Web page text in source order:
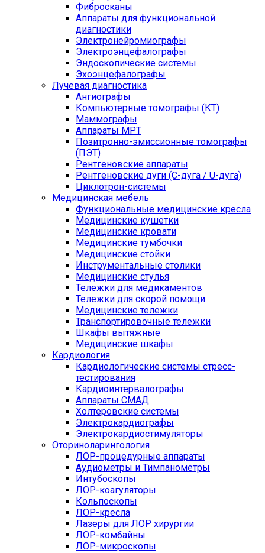
Фибросканы
Аппараты для функциональной
диагностики
Электронейромиографы
Электроэнцефалографы
Эндоскопические системы
Эхоэнцефалографы
Лучевая диагностика
Ангиографы
Компьютерные томографы (КТ)
Маммографы
Аппараты МРТ
Позитронно-эмиссионные томографы
(ПЭТ)
Рентгеновские аппараты
Рентгеновские дуги (С-дуга / U-дуга)
Циклотрон-системы
Медицинская мебель
Функциональные медицинские кресла
Медицинские кушетки
Медицинские кровати
Медицинские тумбочки
Медицинские стойки
Инструментальные столики
Медицинские стулья
Тележки для медикаментов
Тележки для скорой помощи
Медицинские тележки
Транспортировочные тележки
Шкафы вытяжные
Медицинские шкафы
Кардиология
Кардиологические системы стресс-
тестирования
Кардиоинтервалографы
Аппараты СМАД
Холтеровские системы
Электрокардиографы
Электрокардиостимуляторы
Оториноларингология
ЛОР-процедурные аппараты
Аудиометры и Тимпанометры
Интубоскопы
ЛОР-коагуляторы
Кольпоскопы
ЛОР-кресла
Лазеры для ЛОР хирургии
ЛОР-комбайны
ЛОР-микроскопы